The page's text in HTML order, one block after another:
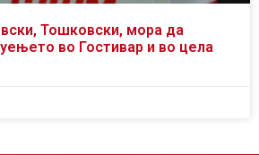
Тошковски, мора да
во Гостивар и во цела